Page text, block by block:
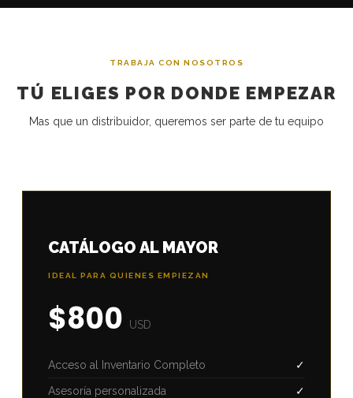
TRABAJA CON NOSOTROS
TÚ ELIGES POR DONDE EMPEZAR
Mas que un distribuidor, queremos ser parte de tu equipo
CATÁLOGO AL MAYOR
IDEAL PARA QUIENES EMPIEZAN
$800 USD
Acceso al Inventario Completo ✓
Asesoría personalizada ✓